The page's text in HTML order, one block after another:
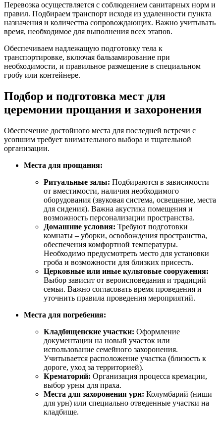
Перевозка осуществляется с соблюдением санитарных норм и
правил. Подбираем транспорт исходя из удаленности пункта
назначения и количества сопровождающих. Важно учитывать
время, необходимое для выполнения всех этапов.
Обеспечиваем надлежащую подготовку тела к
транспортировке, включая бальзамирование при
необходимости, и правильное размещение в специальном
гробу или контейнере.
Подбор и подготовка мест для
церемонии прощания и захоронения
Обеспечение достойного места для последней встречи с
усопшим требует внимательного выбора и тщательной
организации.
Места для прощания:
Ритуальные залы: Подбираются в зависимости
от вместимости, наличия необходимого
оборудования (звуковая система, освещение, места
для сидения). Важна акустика помещения и
возможность персонализации пространства.
Домашние условия: Требуют подготовки
комнаты – уборки, освобождения пространства,
обеспечения комфортной температуры.
Необходимо предусмотреть место для установки
гроба и возможности для близких присесть.
Церковные или иные культовые сооружения:
Выбор зависит от вероисповедания и традиций
семьи. Важно согласовать время проведения и
уточнить правила проведения мероприятий.
Места для погребения:
Кладбищенские участки: Оформление
документации на новый участок или
использование семейного захоронения.
Учитывается расположение участка (близость к
дороге, уход за территорией).
Крематорий: Организация процесса кремации,
выбор урны для праха.
Места для захоронения урн: Колумбарий (ниши
для урн) или специально отведенные участки на
кладбище.